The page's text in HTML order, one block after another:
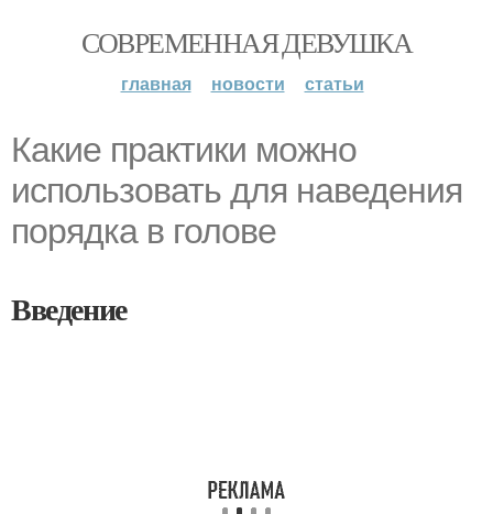
СОВРЕМЕННАЯ ДЕВУШКА
главная новости статьи
Какие практики можно
использовать для наведения
порядка в голове
Введение